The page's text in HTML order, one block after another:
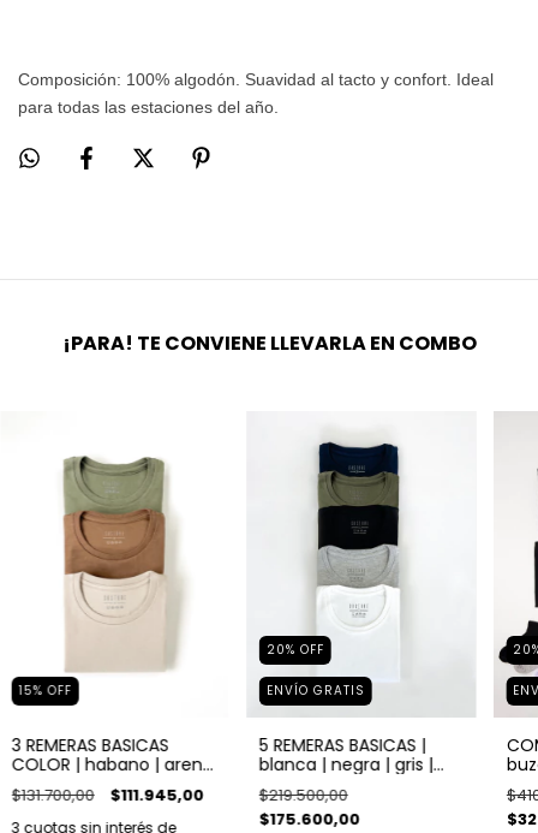
Composición: 100% algodón. Suavidad al tacto y confort. Ideal
para todas las estaciones del año.
¡PARA! TE CONVIENE LLEVARLA EN COMBO
15%OFF
3 REMERAS BASICAS
COLOR | habano | arena
| verde
$131.700,00 $111.945,00
3 cuotas sin interés de
20% OFF
ENVÍO GRATIS
5 REMERAS BASICAS |
blanca | negra | gris |
azul | verde
$219.500,00
$175.600,00
20